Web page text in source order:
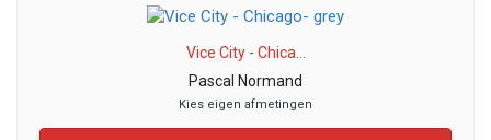
Vice City - Chica...
Pascal Normand
Kies eigen afmetingen